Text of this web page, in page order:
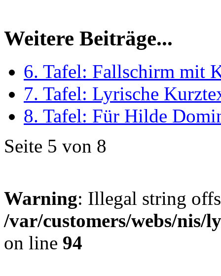
Weitere Beiträge...
6. Tafel: Fallschirm mit
7. Tafel: Lyrische
8. Tafel: Für Hilde
Seite 5 von 8
Warning: Illegal string
/var/customers/webs/
on line 94